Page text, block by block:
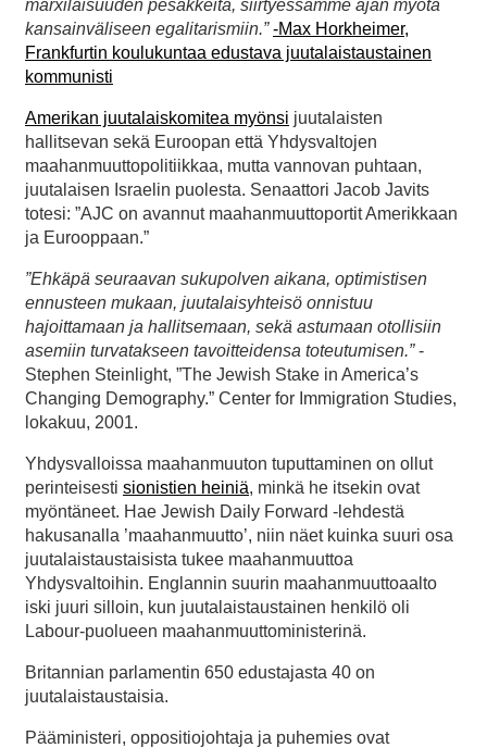
marxilaisuuden pesäkkeitä, siirtyessämme ajan myötä
kansainväliseen egalitarismiin.” -Max Horkheimer,
Frankfurtin koulukuntaa edustava juutalaistaustainen
kommunisti
Amerikan juutalaiskomitea myönsi juutalaisten
hallitsevan sekä Euroopan että Yhdysvaltojen
maahanmuuttopolitiikkaa, mutta vannovan puhtaan,
juutalaisen Israelin puolesta. Senaattori Jacob Javits
totesi: ”AJC on avannut maahanmuuttoportit Amerikkaan
ja Eurooppaan.”
”Ehkäpä seuraavan sukupolven aikana, optimistisen
ennusteen mukaan, juutalaisyhteisö onnistuu
hajoittamaan ja hallitsemaan, sekä astumaan otollisiin
asemiin turvatakseen tavoitteidensa toteutumisen.”-
Stephen Steinlight, ”The Jewish Stake in America’s
Changing Demography.” Center for Immigration Studies,
lokakuu, 2001.
Yhdysvalloissa maahanmuuton tuputtaminen on ollut
perinteisesti sionistien heiniä, minkä he itsekin ovat
myöntäneet. Hae Jewish Daily Forward -lehdestä
hakusanalla ’maahanmuutto’, niin näet kuinka suuri osa
juutalaistaustaisista tukee maahanmuuttoa
Yhdysvaltoihin. Englannin suurin maahanmuuttoaalto
iski juuri silloin, kun juutalaistaustainen henkilö oli
Labour-puolueen maahanmuuttoministerinä.
Britannian parlamentin 650 edustajasta 40 on
juutalaistaustaisia.
Pääministeri, oppositiojohtaja ja puhemies ovat